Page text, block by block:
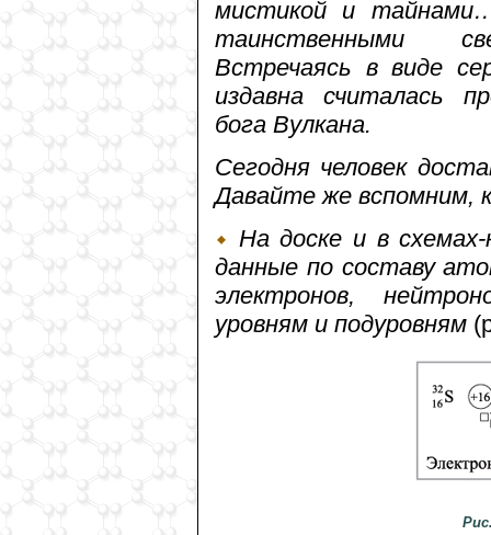
мистикой и
таинственными
Встречаясь в виде
издавна считалась
бога Вулкана.
Сегодня человек
Давайте же вспомним,
На доске и в
данные по составу
электронов,
уровням и подуровням